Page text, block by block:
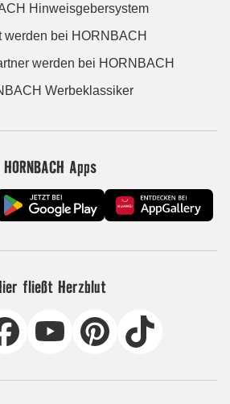
Hinweisgebersystem
werden bei HORNBACH
werden bei HORNBACH
Werbeklassiker
HORNBACH Apps
fließt Herzblut